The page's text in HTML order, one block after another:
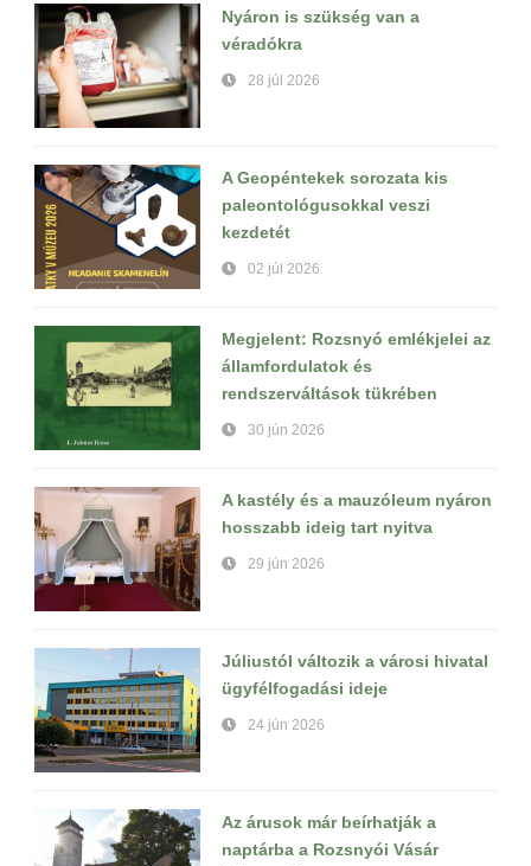
Nyáron is szükség van a
véradókra
28 júl 2026
A Geopéntekek sorozata kis
paleontológusokkal veszi
kezdetét
02 júl 2026
Megjelent: Rozsnyó emlékjelei az
államfordulatok és
rendszerváltások tükrében
30 jún 2026
A kastély és a mauzóleum nyáron
hosszabb ideig tart nyitva
29 jún 2026
Júliustól változik a városi hivatal
ügyfélfogadási ideje
24 jún 2026
Az árusok már beírhatják a
naptárba a Rozsnyói Vásár